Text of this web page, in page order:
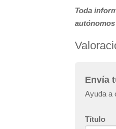
Toda
autónomos
Envía
Ayuda a
Título